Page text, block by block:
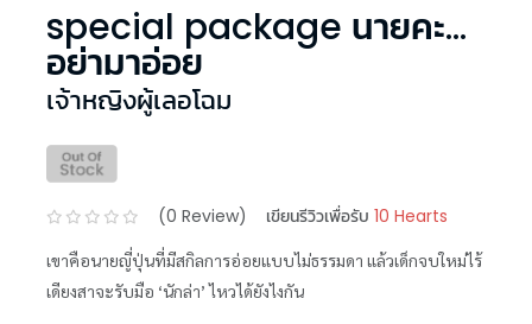
special package นายคะ...
อย่ามาอ่อย
เจ้าหญิงผู้เลอโฉม
(0 Review) เขียนรีวิวเพื่อรับ 10 Hearts
เขาคือนายญี่ปุ่นที่มีสกิลการอ่อยแบบไม่ธรรมดา แล้วเด็กจบใหม่ไร้
เดียงสาจะรับมือ ‘นักล่า’ ไหวได้ยังไงกัน